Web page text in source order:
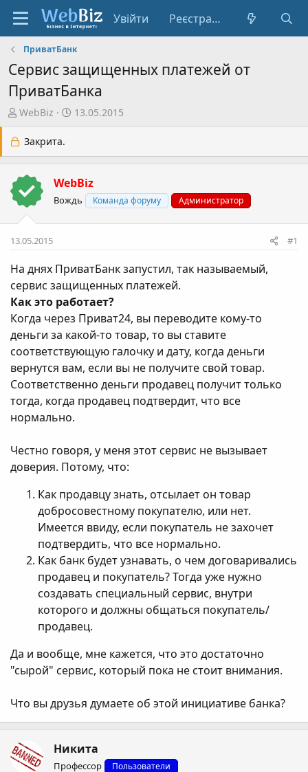
Увійти Реєстрація
ПриватБанк
Сервис защищенных платежей от
ПриватБанка
А
т
о
е
и
WebBiz
Д
а
т
в
р
н
я
13.05.2015
Закрита.
WebBiz
Вождь Команда форуму Администратор
13.05.2015 #1
На днях ПриватБанк запустил, так называемый,
сервис защищенных платежей.
Как это работает?
Когда через Приват24, вы переводите кому-то
деньги за какой-то товар, то вы ставите
соответствующую галочку и дату, когда деньги
вернутся вам, если вы не получите свой товар.
Соответственно деньги продавец получит только
тогда, когда продавец подтвердит, что все
нормально.
Честно говоря, у меня этот сервис не вызывает
доверия. Потому, что:
Как продавцу знать, отсылает он товар
добросовестному покупателю, или нет.
Имеется ввиду, если покупатель не захочет
подтвердить, что все нормально.
Как банк будет узнавать, о чем договаривались
продавец и покупатель? Тогда уже нужно
создавать специальный сервис, внутри
которого и должны общаться покупатель/
продавец.
Да и вообще, мне кажется, что это достаточно
"сырой" сервис, который пока не стоит внимания.
Что вы друзья думаете об этой инициативе банка?
Никита
Профессор Пользователи